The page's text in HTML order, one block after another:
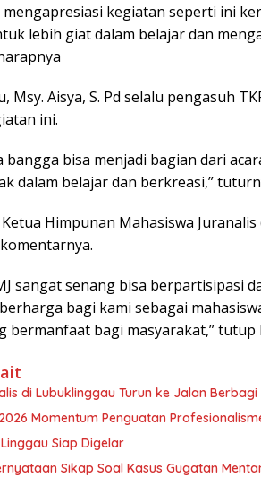
mengapresiasi kegiatan seperti ini
lebih giat dalam belajar dan
Msy. Aisya, S. Pd selalu pengasuh
ini.
bangga bisa menjadi bagian dari
dalam belajar dan berkreasi,”
Himpunan Mahasiswa
sangat senang bisa berpartisipasi
bagi kami sebagai
bermanfaat bagi masyarakat,” tutup
di Lubuklinggau Turun ke Jalan Berbagi
Momentum Penguatan
Siap Digelar
Sikap Soal Kasus Gugatan